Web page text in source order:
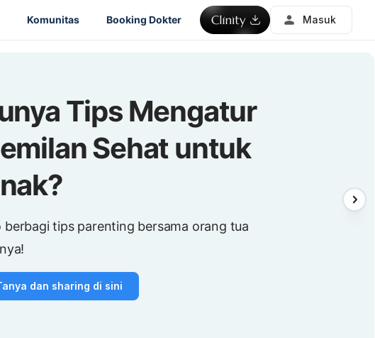
Komunitas Booking Dokter Masuk
Tips Mengatur
Sehat untuk
berbagi tips parenting bersama orang tua
dan sharing di sini